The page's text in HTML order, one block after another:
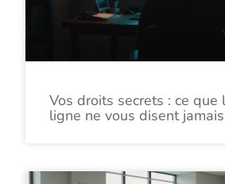
Vos droits secrets : ce que
ligne ne vous disent jamais